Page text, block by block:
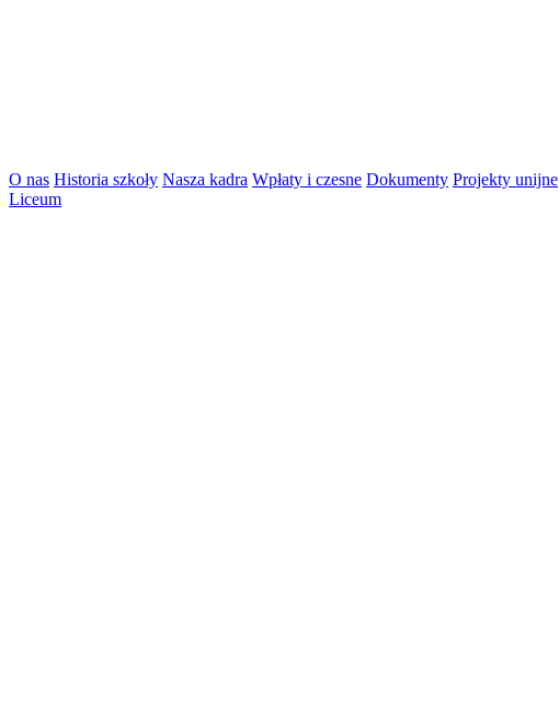
O nas Historia szkoły Nasza kadra Wpłaty i czesne Dokumenty Projekty unijne
Liceum